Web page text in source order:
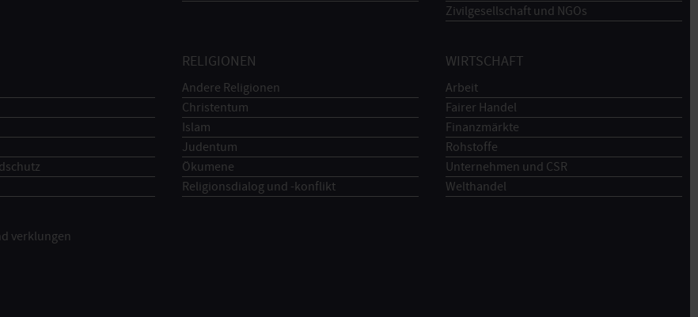
Zivilgesellschaft und NGOs
RELIGIONEN
Andere Religionen
Christentum
Islam
Judentum
Ökumene
Religionsdialog und -konflikt
WIRTSCHAFT
Arbeit
Fairer Handel
Finanzmärkte
Rohstoffe
Unternehmen und CSR
Welthandel
verklungen